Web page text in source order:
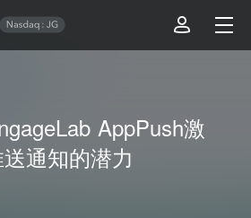
AppPush激
通知的潜力